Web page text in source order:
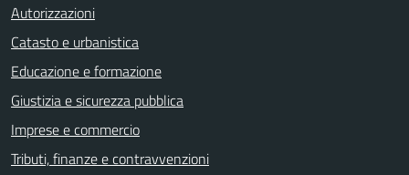
Autorizzazioni
Catasto e urbanistica
Educazione e formazione
Giustizia e sicurezza pubblica
Imprese e commercio
Tributi, finanze e contravvenzioni